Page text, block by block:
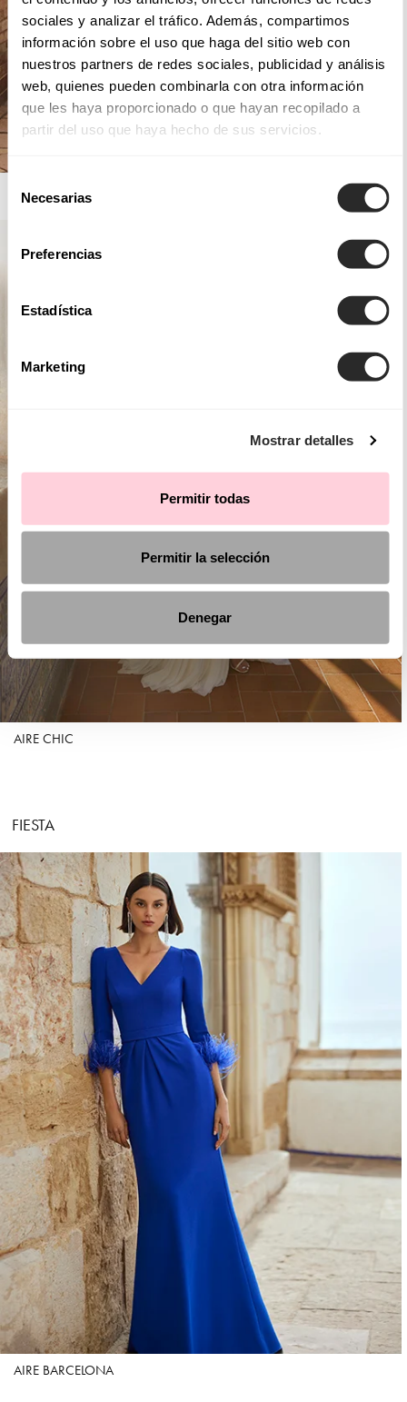
sociales y analizar el tráfico. Además, compartimos
información sobre el uso que haga del sitio web con
nuestros partners de redes sociales, publicidad y análisis
web, quienes pueden combinarla con otra información
que les haya proporcionado o que hayan recopilado a
partir del uso que haya hecho de sus servicios.
Necesarias
Preferencias
Estadística
Marketing
Mostrar detalles
Permitir todas
Permitir la selección
Denegar
AIRE ROYALE
AIRE CHIC
FIESTA
AIRE BARCELONA